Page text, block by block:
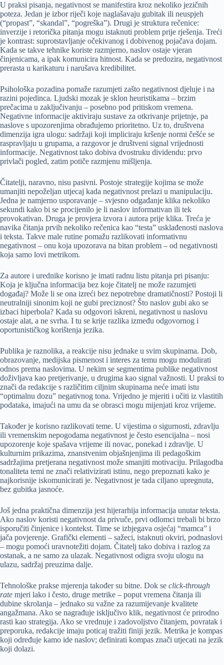
U praksi pisanja, negativnost se manifestira kroz nekoliko jezičnih
poteza. Jedan je izbor riječi koje naglašavaju gubitak ili neuspjeh
(“propast”, “skandal”, “pogreška”). Drugi je struktura rečenice:
inverzije i retorička pitanja mogu istaknuti problem prije rješenja. Treći
je kontrast: suprotstavljanje očekivanog i dobivenog pojačava dojam.
Kada se takve tehnike koriste razmjerno, naslov ostaje vjeran
činjenicama, a ipak komunicira hitnost. Kada se predozira, negativnost
prerasta u karikaturu i narušava kredibilitet.
Psihološka pozadina pomaže razumjeti zašto negativnost djeluje i na
razini pojedinca. Ljudski mozak je sklon heuristikama – brzim
prečacima u zaključivanju – posebno pod pritiskom vremena.
Negativne informacije aktiviraju sustave za otkrivanje prijetnje, pa
naslove s upozorenjima obrađujemo prioritetno. Uz to, društvena
dimenzija igra ulogu: sadržaji koji impliciraju kršenje normi češće se
raspravljaju u grupama, a razgovor je društveni signal vrijednosti
informacije. Negativnost tako dobiva dvostruku dividendu: prvo
privlači pogled, zatim potiče razmjenu mišljenja.
Čitatelji, naravno, nisu pasivni. Postoje strategije kojima se može
umanjiti nepoželjan utjecaj kada negativnost prelazi u manipulaciju.
Jedna je namjerno usporavanje – svjesno odgađanje klika nekoliko
sekundi kako bi se procijenilo je li naslov informativan ili tek
provokativan. Druga je provjera izvora i autora prije klika. Treća je
navika čitanja prvih nekoliko rečenica kao “testa” usklađenosti naslova
i teksta. Takve male rutine pomažu razlikovati informativnu
negativnost – onu koja upozorava na bitan problem – od negativnosti
koja samo lovi metrikom.
Za autore i urednike korisno je imati radnu listu pitanja pri pisanju:
Koja je ključna informacija bez koje čitatelj ne može razumjeti
događaj? Može li se ona izreći bez nepotrebne dramatičnosti? Postoji li
neutralniji sinonim koji ne gubi preciznost? Što naslov gubi ako se
izbaci hiperbola? Kada su odgovori iskreni, negativnost u naslovu
ostaje alat, a ne svrha. I tu se krije razlika između odgovornog i
oportunističkog korištenja jezika.
Publika je raznolika, a reakcije nisu jednake u svim skupinama. Dob,
obrazovanje, medijska pismenost i interes za temu mogu modulirati
odnos prema naslovima. U nekim se segmentima publike negativnost
doživljava kao pretjerivanje, u drugima kao signal važnosti. U praksi to
znači da redakcije s različitim ciljnim skupinama neće imati istu
“optimalnu dozu” negativnog tona. Vrijedno je mjeriti i učiti iz vlastitih
podataka, imajući na umu da se obrasci mogu mijenjati kroz vrijeme.
Također je korisno razlikovati teme. U vijestima o sigurnosti, zdravlju
ili vremenskim nepogodama negativnost je često esencijalna – nosi
upozorenje koje spašava vrijeme ili novac, ponekad i zdravlje. U
kulturnim prikazima, znanstvenim objašnjenjima ili pedagoškim
sadržajima pretjerana negativnost može smanjiti motivaciju. Prilagodba
tonaliteta temi ne znači relativizirati istinu, nego prepoznati kako je
najkorisnije iskomunicirati je. Negativnost je tada ciljano upregnuta,
bez gubitka jasnoće.
Još jedna praktična dimenzija jest hijerarhija informacija unutar teksta.
Ako naslov koristi negativnost da privuče, prvi odlomci trebali bi brzo
isporučiti činjenice i kontekst. Time se izbjegava osjećaj “mamca” i
jača povjerenje. Grafički elementi – sažeci, istaknuti okviri, podnaslovi
– mogu pomoći uravnotežiti dojam. Čitatelj tako dobiva i razlog za
ostanak, a ne samo za ulazak. Negativnost odigra svoju ulogu na
ulazu, sadržaj preuzima dalje.
Tehnološke prakse mjerenja također su bitne. Dok se click-through
rate mjeri lako i često, druge metrike – poput vremena čitanja ili
dubine skrolanja – jednako su važne za razumijevanje kvalitete
angažmana. Ako se nagrađuje isključivo klik, negativnost će prirodno
rasti kao strategija. Ako se vrednuje i zadovoljstvo čitanjem, povratak i
preporuka, redakcije imaju poticaj tražiti finiji jezik. Metrika je kompas
koji određuje kamo ide naslov; definirati kompas znači utjecati na jezik
koji dolazi.